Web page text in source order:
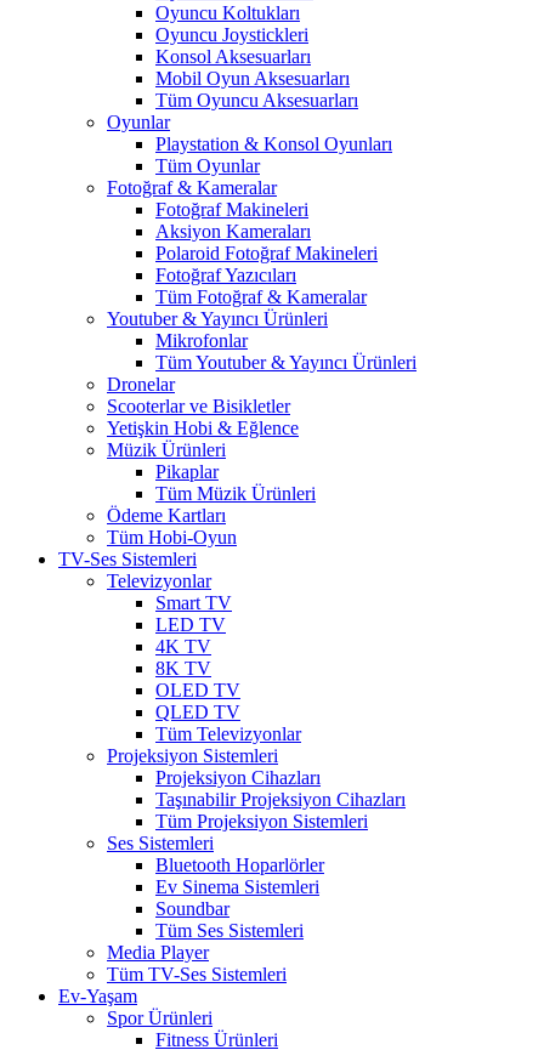
Oyuncu Koltukları
Oyuncu Joystickleri
Konsol Aksesuarları
Mobil Oyun Aksesuarları
Tüm Oyuncu Aksesuarları
Oyunlar
Playstation & Konsol Oyunları
Tüm Oyunlar
Fotoğraf & Kameralar
Fotoğraf Makineleri
Aksiyon Kameraları
Polaroid Fotoğraf Makineleri
Fotoğraf Yazıcıları
Tüm Fotoğraf & Kameralar
Youtuber & Yayıncı Ürünleri
Mikrofonlar
Tüm Youtuber & Yayıncı Ürünleri
Dronelar
Scooterlar ve Bisikletler
Yetişkin Hobi & Eğlence
Müzik Ürünleri
Pikaplar
Tüm Müzik Ürünleri
Ödeme Kartları
Tüm Hobi-Oyun
TV-Ses Sistemleri
Televizyonlar
Smart TV
LED TV
4K TV
8K TV
OLED TV
QLED TV
Tüm Televizyonlar
Projeksiyon Sistemleri
Projeksiyon Cihazları
Taşınabilir Projeksiyon Cihazları
Tüm Projeksiyon Sistemleri
Ses Sistemleri
Bluetooth Hoparlörler
Ev Sinema Sistemleri
Soundbar
Tüm Ses Sistemleri
Media Player
Tüm TV-Ses Sistemleri
Ev-Yaşam
Spor Ürünleri
Fitness Ürünleri